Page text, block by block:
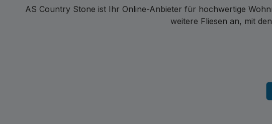
AS Country Stone ist Ihr Online-Anbieter für hochwertige
weitere Fliesen an, mit